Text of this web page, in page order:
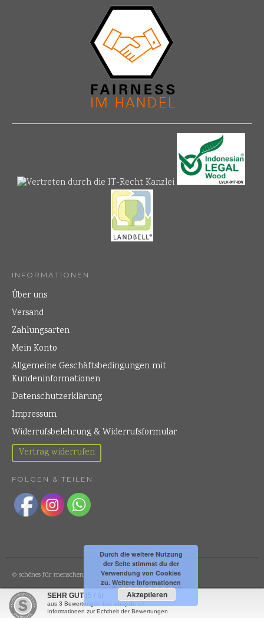
INFORMATIONEN
Über uns
Versand
Zahlungsarten
Mein Konto
Allgemeine Geschäftsbedingungen mit
Kundeninformationen
Datenschutzerklärung
Impressum
Widerrufsbelehrung & Widerrufsformular
Vertrag widerrufen
FOLGEN & TEILEN
© schönes für menschen
Durch die weitere Nutzung
der Seite stimmst du der
Verwendung von Cookies
zu. Weitere Informationen
Akzeptieren
SEHR GUT (5 / 5)
aus 3 Bewertungen bei: ebay.de ⓘ
Informationen zur Echtheit der Bewertungen